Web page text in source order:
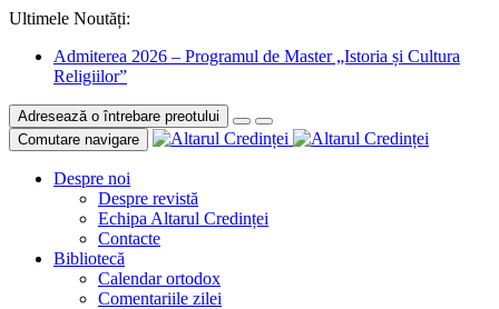
Ultimele Noutăți:
Admiterea 2026 – Programul de Master „Istoria și Cultura
Religiilor”
Adresează o întrebare preotului
Comutare navigare
Despre noi
Despre revistă
Echipa Altarul Credinței
Contacte
Bibliotecă
Calendar ortodox
Comentariile zilei